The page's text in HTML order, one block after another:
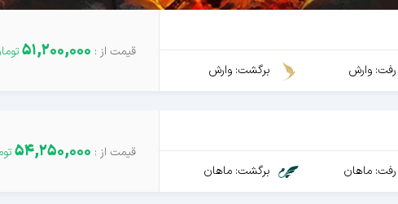
رفت: وارش برگشت: وارش
51,200,000
رفت: ماهان برگشت: ماهان
54,250,000